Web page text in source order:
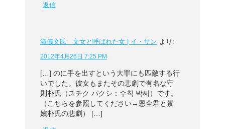
返信
淑儀文氏 文女と呼ばれた女 | イ・サン より:
2012年4月26日 7:25 PM
[…] のに手を出すという大罪にも匹敵する行
いでした。彼女もまたその悲劇で有名な守
則朴氏（スチク パクシ：수칙 박씨）です。
（こちらを参照してください→恩全君と景
嬪朴氏の悲劇） […]